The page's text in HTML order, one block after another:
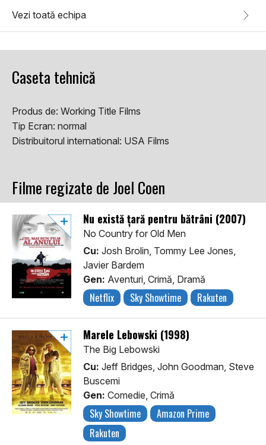
Vezi toată echipa
Caseta tehnică
Produs de: Working Title Films
Tip Ecran: normal
Distribuitorul international: USA Films
Filme regizate de Joel Coen
Nu există țară pentru bătrâni (2007)
No Country for Old Men
Cu: Josh Brolin, Tommy Lee Jones,
Javier Bardem
Gen: Aventuri, Crimă, Dramă
Netflix Sky Showtime Rakuten
Marele Lebowski (1998)
The Big Lebowski
Cu: Jeff Bridges, John Goodman, Steve
Buscemi
Gen: Comedie, Crimă
Sky Showtime
Amazon Prime
Rakuten